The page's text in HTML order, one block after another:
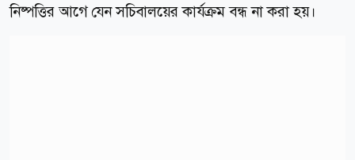
নিষ্পত্তির আগে যেন সচিবালয়ের কার্যক্রম বন্ধ না করা হয়।